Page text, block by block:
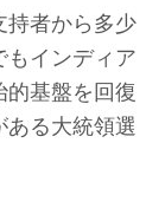
者から多少
もインディア
的基盤を回復
ある大統領選